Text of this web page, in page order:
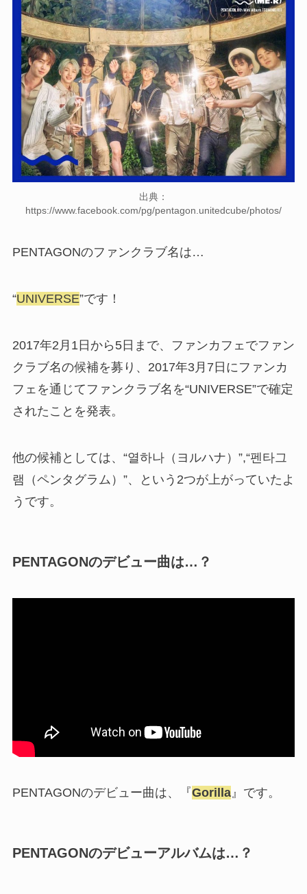
出典：
https://www.facebook.com/pg/pentagon.unitedcube/photos/
PENTAGONのファンクラブ名は…
“UNIVERSE”です！
2017年2月1日から5日まで、ファンカフェでファン
クラブ名の候補を募り、2017年3月7日にファンカ
フェを通じてファンクラブ名を“UNIVERSE”で確定
されたことを発表。
他の候補としては、“열하나（ヨルハナ）”,“펜타그
램（ペンタグラム）”、という2つが上がっていたよ
うです。
PENTAGONのデビュー曲は…？
PENTAGONのデビュー曲は、『Gorilla』です。
PENTAGONのデビューアルバムは…？